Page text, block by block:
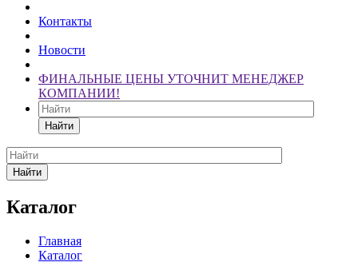
Контакты
Новости
ФИНАЛЬНЫЕ ЦЕНЫ УТОЧНИТ МЕНЕДЖЕР
КОМПАНИИ!
Найти
Найти
Каталог
Главная
Каталог